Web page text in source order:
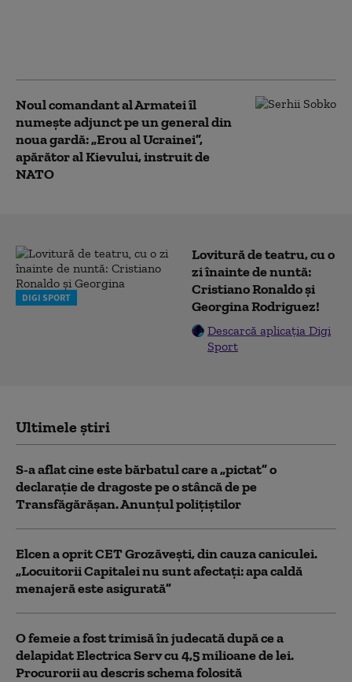
Noul comandant al Armatei îl
numește adjunct pe un general din
noua gardă: „Erou al Ucrainei”,
apărător al Kievului, instruit de
NATO
DIGI SPORT
Lovitură de teatru, cu o
zi înainte de nuntă:
Cristiano Ronaldo și
Georgina Rodriguez!
Descarcă aplicația Digi
Sport
Ultimele știri
S-a aflat cine este bărbatul care a „pictat” o
declarație de dragoste pe o stâncă de pe
Transfăgărășan. Anunțul polițiștilor
Elcen a oprit CET Grozăveşti, din cauza caniculei.
„Locuitorii Capitalei nu sunt afectați: apa caldă
menajeră este asigurată”
O femeie a fost trimisă în judecată după ce a
delapidat Electrica Serv cu 4,5 milioane de lei.
Procurorii au descris schema folosită